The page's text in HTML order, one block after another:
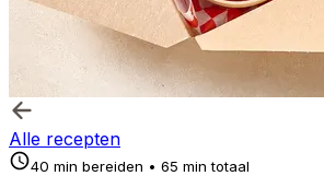
Alle recepten
40 min bereiden • 65 min totaal